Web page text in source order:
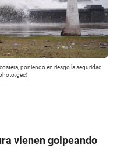
poniendo en riesgo la seguridad
vienen golpeando